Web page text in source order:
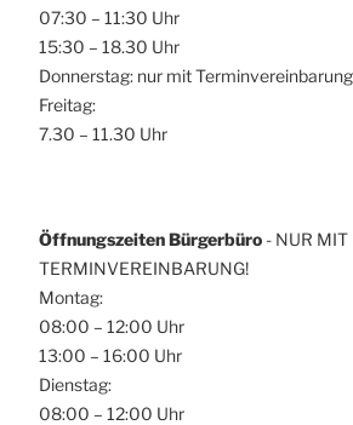
07:30 – 11:30 Uhr
15:30 – 18.30 Uhr
Donnerstag: nur mit Terminvereinbarung
Freitag:
7.30 – 11.30 Uhr
Öffnungszeiten Bürgerbüro - NUR MIT
TERMINVEREINBARUNG!
Montag:
08:00 – 12:00 Uhr
13:00 – 16:00 Uhr
Dienstag:
08:00 – 12:00 Uhr